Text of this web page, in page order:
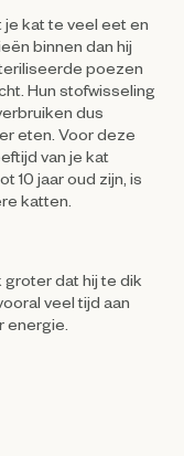
kat te veel eet en
binnen dan hij
poezen
Hun stofwisseling
dus
eten. Voor deze
van je kat
10 jaar oud zijn, is
katten.
groter dat hij te dik
veel tijd aan
energie.